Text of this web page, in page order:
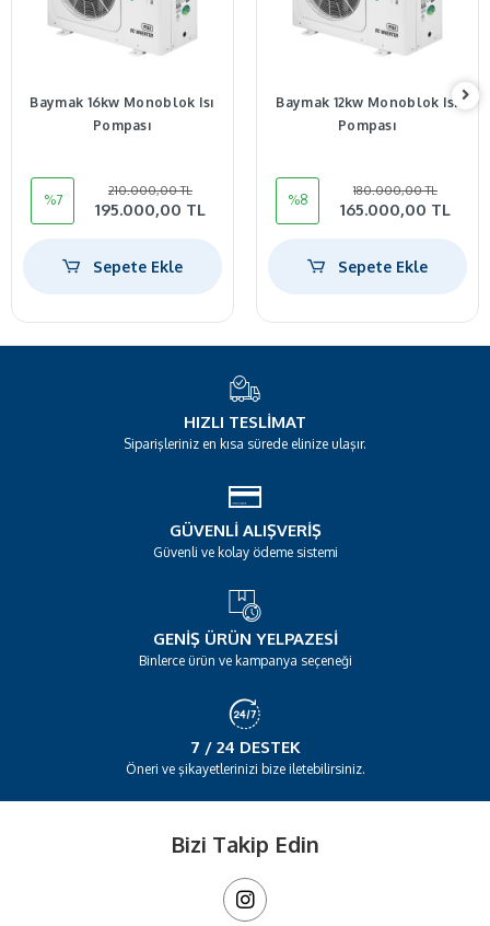
Baymak 16kw Monoblok Isı
Pompası
%7
210.000,00 TL
195.000,00 TL
Sepete Ekle
Baymak 12kw Monoblok Isı
Pompası
%8
180.000,00 TL
165.000,00 TL
Sepete Ekle
HIZLI TESLIMAT
Siparişleriniz en kısa sürede elinize ulaşır.
GÜVENLI ALIŞVERIŞ
Güvenli ve kolay ödeme sistemi
GENIŞ ÜRÜN YELPAZESI
Binlerce ürün ve kampanya seçeneği
7 / 24 DESTEK
Öneri ve şikayetlerinizi bize iletebilirsiniz.
Bizi Takip Edin